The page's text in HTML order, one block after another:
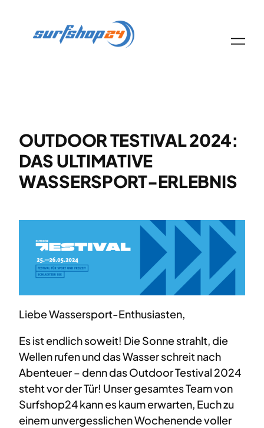
OUTDOOR TESTIVAL 2024:
DAS ULTIMATIVE
WASSERSPORT-ERLEBNIS
Liebe Wassersport-Enthusiasten,
Es ist endlich soweit! Die Sonne strahlt, die
Wellen rufen und das Wasser schreit nach
Abenteuer – denn das Outdoor Testival 2024
steht vor der Tür! Unser gesamtes Team von
Surfshop24 kann es kaum erwarten, Euch zu
einem unvergesslichen Wochenende voller